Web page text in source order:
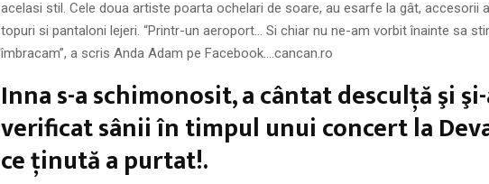
acelasi stil. Cele doua artiste poarta ochelari de soare, au esarfe la gât, accesorii
topuri si pantaloni lejeri. “Printr-un aeroport… Si chiar nu ne-am vorbit înainte sa
îmbracam”, a scris Anda Adam pe Facebook….cancan.ro
Inna s-a schimonosit, a cântat desculţă şi
verificat sânii în timpul unui concert la
ce ţinută a purtat!.